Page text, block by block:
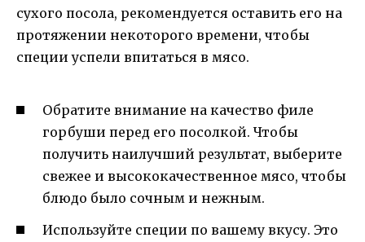
сухого посола, рекомендуется оставить его на
протяжении некоторого времени, чтобы
специи успели впитаться в мясо.
Обратите внимание на качество филе
горбуши перед его посолкой. Чтобы
получить наилучший результат, выберите
свежее и высококачественное мясо, чтобы
блюдо было сочным и нежным.
Используйте специи по вашему вкусу. Это